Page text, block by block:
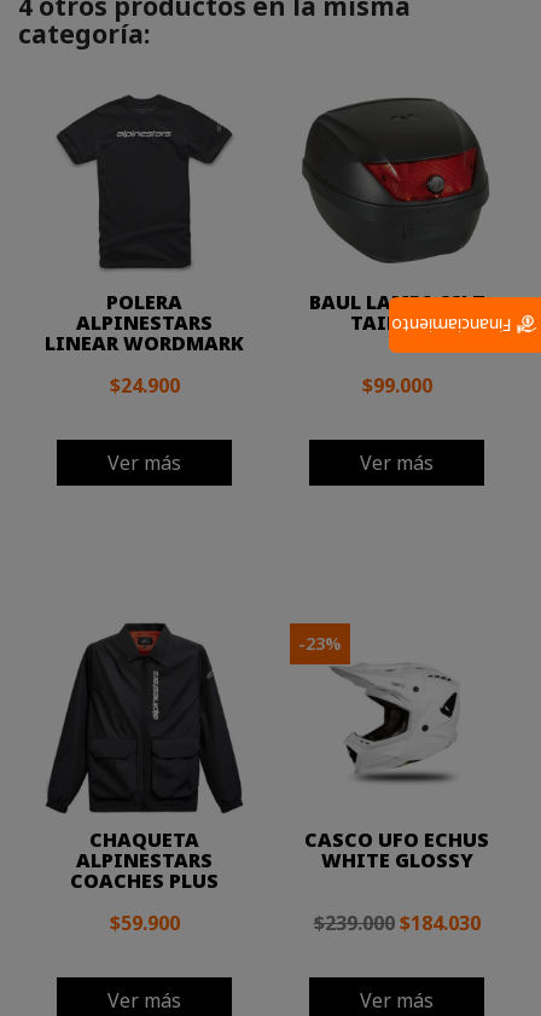
categoría:
POLERA
ALPINESTARS
LINEAR WORDMARK
$24.900
Ver más
BAUL LAMPA 28LT
TAIL BOX
$99.000
Ver más
CHAQUETA
ALPINESTARS
COACHES PLUS
$59.900
Ver más
CASCO UFO ECHUS
WHITE GLOSSY
$239.000 $184.030
Ver más
-23%
Financiamiento